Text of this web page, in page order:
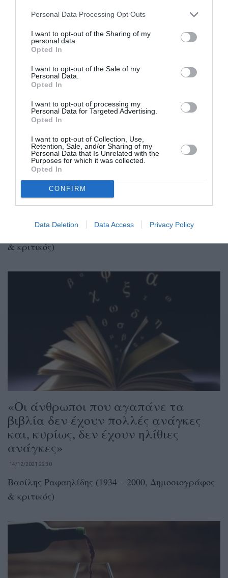
Personal Data Processing Opt Outs
I want to opt-out of the Sharing of my
personal data.
Opted In
I want to opt-out of the Sale of my
Personal Data.
Opted In
I want to opt-out of processing my
Personal Data for Targeted Advertising.
Opted In
I want to opt-out of Collection, Use,
Retention, Sale, and/or Sharing of my
Personal Data that Is Unrelated with the
Purposes for which it was collected.
Opted In
CONFIRM
Data Deletion Data Access Privacy Policy
& κριτικός)
«Είμαστε η χώρα των
αξιοποιημένων αναξιοτήτων και των
αναξιοποίητων αρχών»
Βασίλης Ραφαηλίδης (1934 – 2000, δημοσιογράφος
& κριτικός)
«Οι άνθρωποι που αγαπάνε τα
βιβλία δεν έχουν πολλές ανάγκες
και, κυρίως, δεν έχουν ηλίθιες
ανάγκες»
14/12/2021 22:30
Βασίλης Ραφαηλίδης (1934 – 2000, Δημοσιογράφος
& κριτικός)